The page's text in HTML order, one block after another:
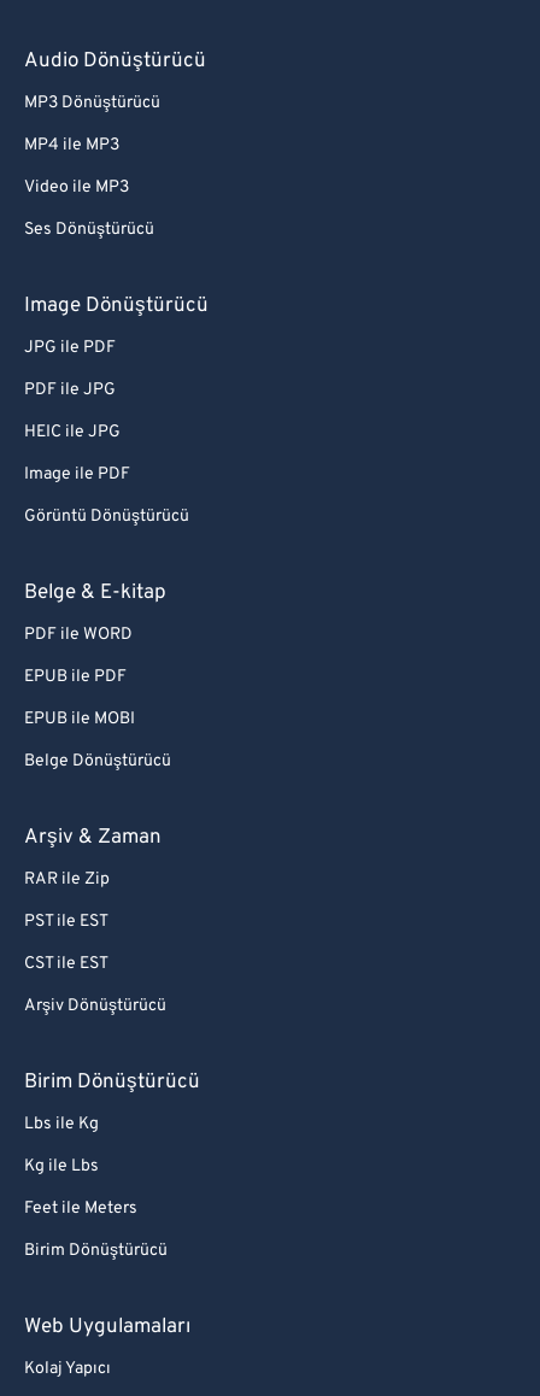
Audio Dönüştürücü
MP3 Dönüştürücü
MP4 ile MP3
Video ile MP3
Ses Dönüştürücü
Image Dönüştürücü
JPG ile PDF
PDF ile JPG
HEIC ile JPG
Image ile PDF
Görüntü Dönüştürücü
Belge & E-kitap
PDF ile WORD
EPUB ile PDF
EPUB ile MOBI
Belge Dönüştürücü
Arşiv & Zaman
RAR ile Zip
PST ile EST
CST ile EST
Arşiv Dönüştürücü
Birim Dönüştürücü
Lbs ile Kg
Kg ile Lbs
Feet ile Meters
Birim Dönüştürücü
Web Uygulamaları
Kolaj Yapıcı